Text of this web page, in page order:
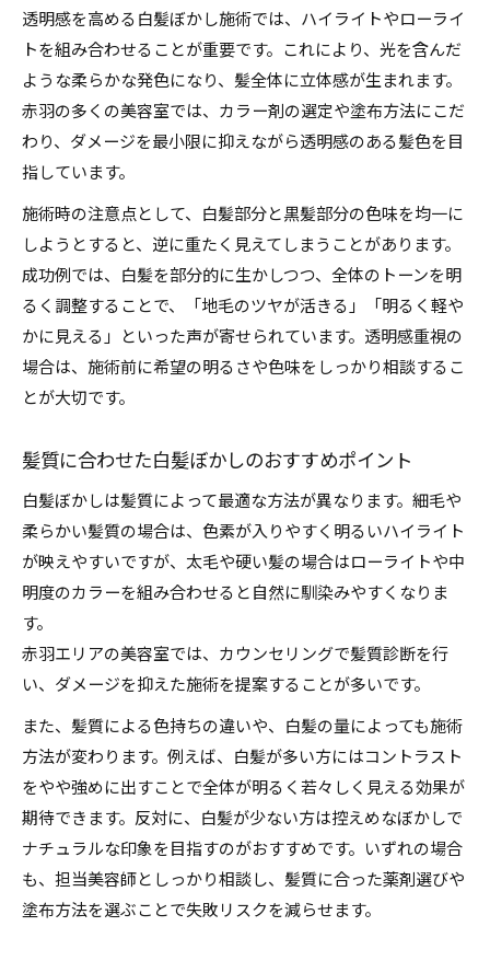
透明感を高める白髪ぼかし施術では、ハイライトやローライ
トを組み合わせることが重要です。これにより、光を含んだ
ような柔らかな発色になり、髪全体に立体感が生まれます。
赤羽の多くの美容室では、カラー剤の選定や塗布方法にこだ
わり、ダメージを最小限に抑えながら透明感のある髪色を目
指しています。
施術時の注意点として、白髪部分と黒髪部分の色味を均一に
しようとすると、逆に重たく見えてしまうことがあります。
成功例では、白髪を部分的に生かしつつ、全体のトーンを明
るく調整することで、「地毛のツヤが活きる」「明るく軽や
かに見える」といった声が寄せられています。透明感重視の
場合は、施術前に希望の明るさや色味をしっかり相談するこ
とが大切です。
髪質に合わせた白髪ぼかしのおすすめポイント
白髪ぼかしは髪質によって最適な方法が異なります。細毛や
柔らかい髪質の場合は、色素が入りやすく明るいハイライト
が映えやすいですが、太毛や硬い髪の場合はローライトや中
明度のカラーを組み合わせると自然に馴染みやすくなりま
す。
赤羽エリアの美容室では、カウンセリングで髪質診断を行
い、ダメージを抑えた施術を提案することが多いです。
また、髪質による色持ちの違いや、白髪の量によっても施術
方法が変わります。例えば、白髪が多い方にはコントラスト
をやや強めに出すことで全体が明るく若々しく見える効果が
期待できます。反対に、白髪が少ない方は控えめなぼかしで
ナチュラルな印象を目指すのがおすすめです。いずれの場合
も、担当美容師としっかり相談し、髪質に合った薬剤選びや
塗布方法を選ぶことで失敗リスクを減らせます。